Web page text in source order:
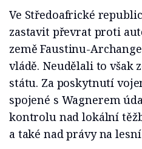
Ve Středoafrické
zastavit převrat proti
země Faustinu-
vládě. Neudělali to však
státu. Za poskytnutí
spojené s Wagnerem
kontrolu nad lokální
a také nad právy na